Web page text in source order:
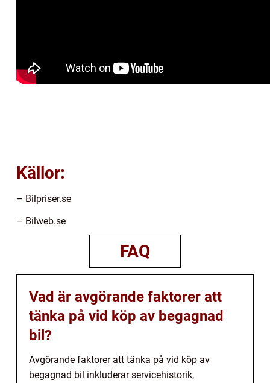
Källor:
– Bilpriser.se
– Bilweb.se
FAQ
Vad är avgörande faktorer att
tänka på vid köp av begagnad
bil?
Avgörande faktorer att tänka på vid köp av
begagnad bil inkluderar servicehistorik,